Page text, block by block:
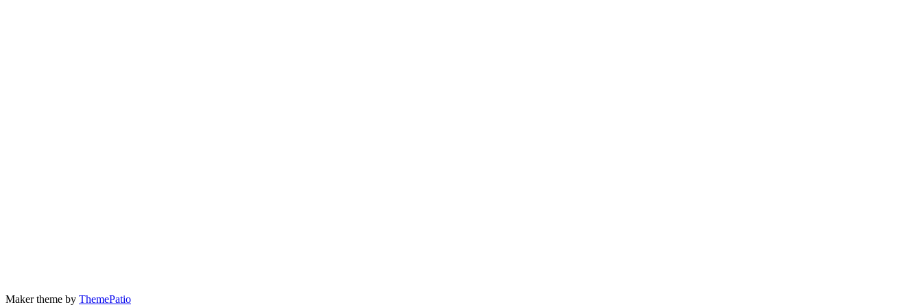
Maker theme by ThemePatio